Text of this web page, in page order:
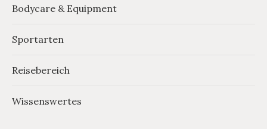
Bodycare & Equipment
Sportarten
Reisebereich
Wissenswertes